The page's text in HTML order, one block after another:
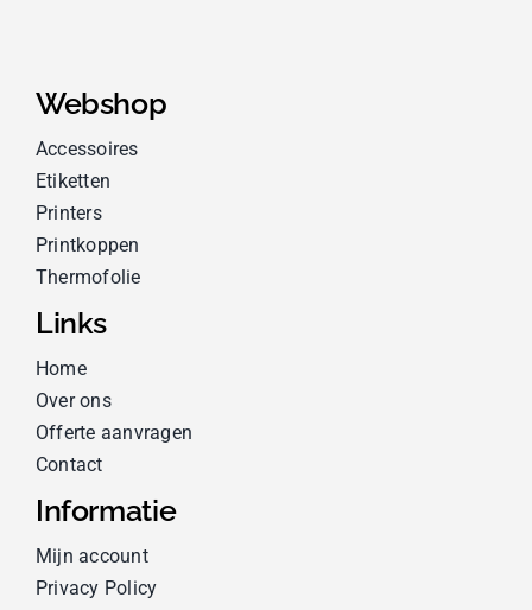
Webshop
Accessoires
Etiketten
Printers
Printkoppen
Thermofolie
Links
Home
Over ons
Offerte aanvragen
Contact
Informatie
Mijn account
Privacy Policy